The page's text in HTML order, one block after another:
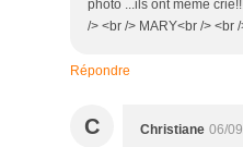
photo ...ils ont même
/> <br /> MARY<br /> <br
Répondre
C Christiane 06/